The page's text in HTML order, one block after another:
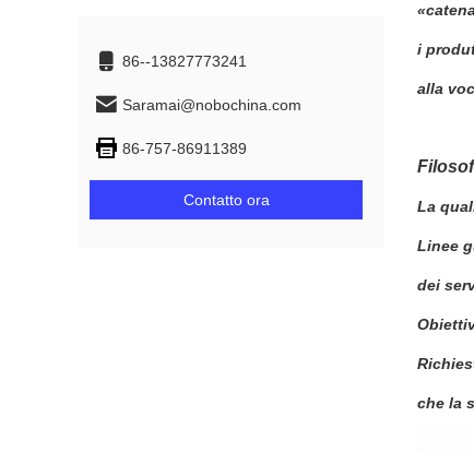
86--13827773241
Saramai@nobochina.com
86-757-86911389
Contatto ora
i
alla
La
Linee
dei
che la